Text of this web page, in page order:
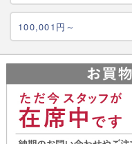
100,001円～